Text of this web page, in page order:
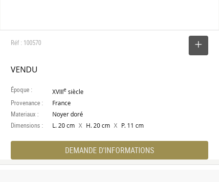
Réf : 100570
VENDU
Époque : XVIIIe siècle
Provenance : France
Materiaux : Noyer doré
Dimensions : L. 20 cm X H. 20 cm X P. 11 cm
DEMANDE D'INFORMATIONS